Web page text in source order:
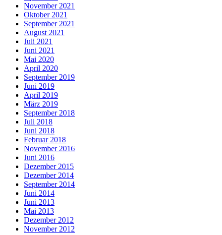
November 2021
Oktober 2021
September 2021
August 2021
Juli 2021
Juni 2021
Mai 2020
April 2020
September 2019
Juni 2019
April 2019
März 2019
September 2018
Juli 2018
Juni 2018
Februar 2018
November 2016
Juni 2016
Dezember 2015
Dezember 2014
September 2014
Juni 2014
Juni 2013
Mai 2013
Dezember 2012
November 2012